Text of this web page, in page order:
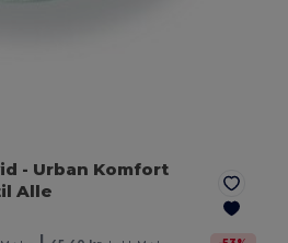
- Urban Komfort
Alle